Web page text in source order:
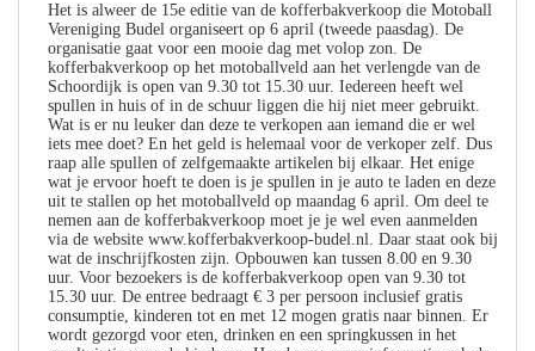
Het is alweer de 15e editie van de kofferbakverkoop die Motoball
Vereniging Budel organiseert op 6 april (tweede paasdag). De
organisatie gaat voor een mooie dag met volop zon. De
kofferbakverkoop op het motoballveld aan het verlengde van de
Schoordijk is open van 9.30 tot 15.30 uur. Iedereen heeft wel
spullen in huis of in de schuur liggen die hij niet meer gebruikt.
Wat is er nu leuker dan deze te verkopen aan iemand die er wel
iets mee doet? En het geld is helemaal voor de verkoper zelf. Dus
raap alle spullen of zelfgemaakte artikelen bij elkaar. Het enige
wat je ervoor hoeft te doen is je spullen in je auto te laden en deze
uit te stallen op het motoballveld op maandag 6 april. Om deel te
nemen aan de kofferbakverkoop moet je je wel even aanmelden
via de website www.kofferbakverkoop-budel.nl. Daar staat ook bij
wat de inschrijfkosten zijn. Opbouwen kan tussen 8.00 en 9.30
uur. Voor bezoekers is de kofferbakverkoop open van 9.30 tot
15.30 uur. De entree bedraagt € 3 per persoon inclusief gratis
consumptie, kinderen tot en met 12 mogen gratis naar binnen. Er
wordt gezorgd voor eten, drinken en een springkussen in het